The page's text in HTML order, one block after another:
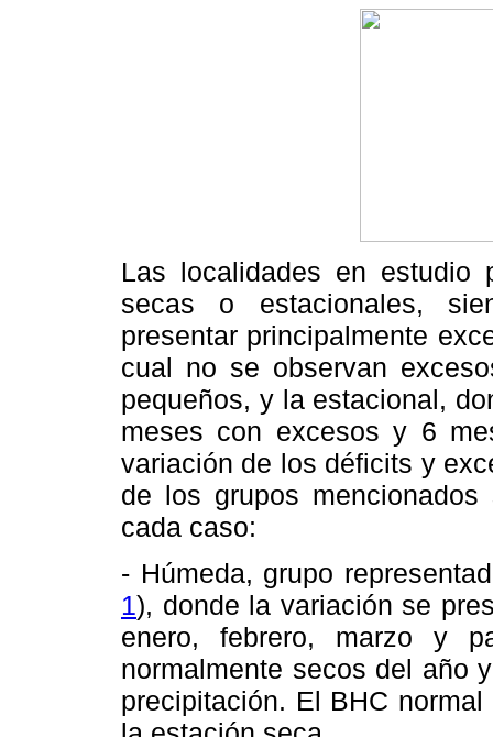
Las localidades en estudio
secas o estacionales,
presentar principalmente
cual no se observan
pequeños, y la estacional,
meses con excesos y 6
variación de los déficits y
de los grupos
cada caso:
- Húmeda, grupo
1), donde la variación se
enero, febrero, marzo y
normalmente secos del año
precipitación. El BHC